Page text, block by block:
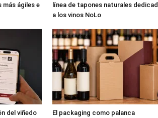
más ágiles e
línea de tapones naturales
a los vinos NoLo
del viñedo
El packaging como palanca